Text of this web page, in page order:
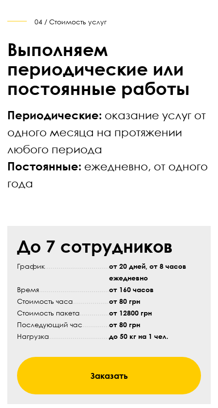
04 / Стоимость услуг
Выполняем
периодические или
постоянные работы
Периодические: оказание услуг от
одного месяца на протяжении
любого периода
Постоянные: ежедневно, от одного
года
До 7 сотрудников
График
от 20 дней, от 8 часов
ежедневно
Время
от 160 часов
Стоимость часа
от 80 грн
Стоимость пакета
от 12800 грн
Последующий час
от 80 грн
Нагрузка
до 50 кг на 1 чел.
Заказать